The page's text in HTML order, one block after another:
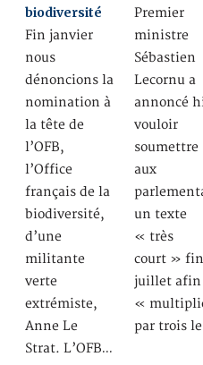
biodiversité
Fin janvier
nous
dénoncions la
nomination à
la tête de
l’OFB,
l’Office
français de la
biodiversité,
d’une
militante
verte
extrémiste,
Anne Le
Strat. L’OFB…
Premier
ministre
Sébastien
Lecornu a
annoncé
vouloir
soumettre
aux
un texte
« très
court » fin
juillet afin
«
par trois